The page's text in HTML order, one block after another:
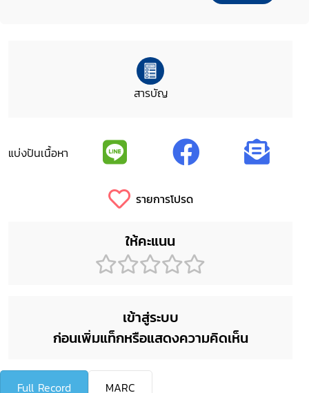
สารบัญ
แบ่งปันเนื้อหา
รายการโปรด
ให้คะแนน
เข้าสู่ระบบ
ก่อนเพิ่มแท็กหรือแสดงความคิดเห็น
Full Record MARC